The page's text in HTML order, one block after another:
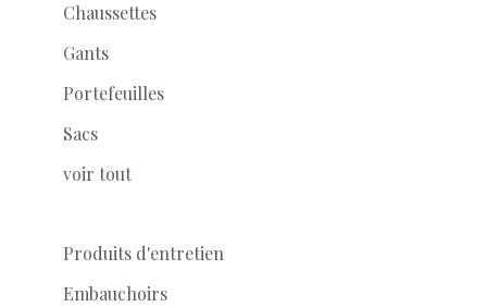
Chaussettes
Gants
Portefeuilles
Sacs
voir tout
Produits d'entretien
Embauchoirs